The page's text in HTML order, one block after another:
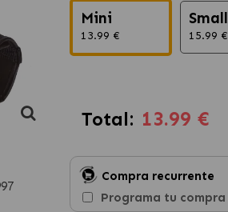
Mini
13.99 €
Small
15.99 €
Total: 13.99 €
Compra recurrente
Programa tu compra